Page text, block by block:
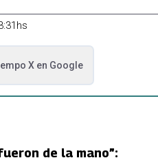
Xen Google
de la mano”: